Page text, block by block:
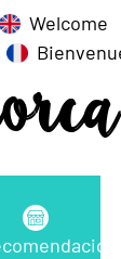
Welcome